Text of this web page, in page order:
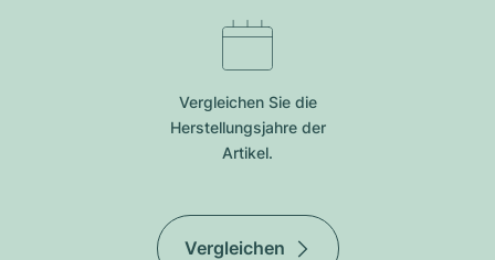
Vergleichen Sie die
Herstellungsjahre der
Artikel.
Vergleichen